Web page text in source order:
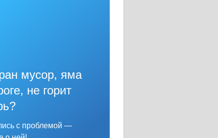
мусор, яма
не горит
с проблемой —